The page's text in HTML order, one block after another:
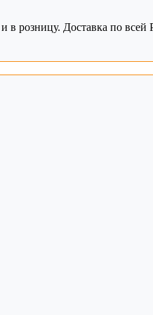
в розницу. Доставка по всей